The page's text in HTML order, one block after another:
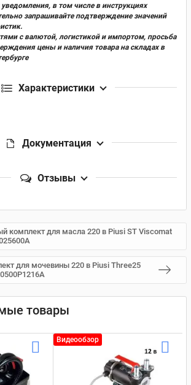
уведомления, в том числе в инструкциях
запрашивайте подтверждение значений
с валютой, логистикой и импортом, просьба
цены и наличия товара на складах в
Характеристики
Документация
Отзывы
комплект для масла 220 в Piusi ST Viscomat
для мочевины 220 в Piusi Three25
товары
Видеообзор